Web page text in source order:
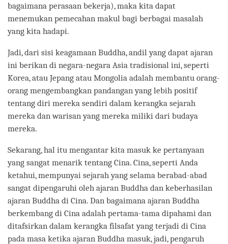
bagaimana perasaan bekerja), maka kita dapat
menemukan pemecahan makul bagi berbagai masalah
yang kita hadapi.
Jadi, dari sisi keagamaan Buddha, andil yang dapat ajaran
ini berikan di negara-negara Asia tradisional ini, seperti
Korea, atau Jepang atau Mongolia adalah membantu orang-
orang mengembangkan pandangan yang lebih positif
tentang diri mereka sendiri dalam kerangka sejarah
mereka dan warisan yang mereka miliki dari budaya
mereka.
Sekarang, hal itu mengantar kita masuk ke pertanyaan
yang sangat menarik tentang Cina. Cina, seperti Anda
ketahui, mempunyai sejarah yang selama berabad-abad
sangat dipengaruhi oleh ajaran Buddha dan keberhasilan
ajaran Buddha di Cina. Dan bagaimana ajaran Buddha
berkembang di Cina adalah pertama-tama dipahami dan
ditafsirkan dalam kerangka filsafat yang terjadi di Cina
pada masa ketika ajaran Buddha masuk, jadi, pengaruh